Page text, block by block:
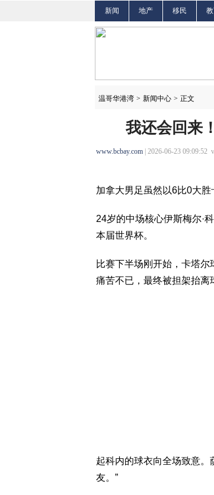
新闻 地产 移民
温哥华港湾 > 新闻中心 > 正文
我还会回来
www.bcbay.com | 2026-06-23 09:09:52
加拿大男足虽然以6比0大
24岁的中场核心伊斯梅尔·
本届世界杯。
比赛下半场刚开始，卡塔
痛苦不已，最终被担架抬离
起科内的球衣向全场致意。
友。”